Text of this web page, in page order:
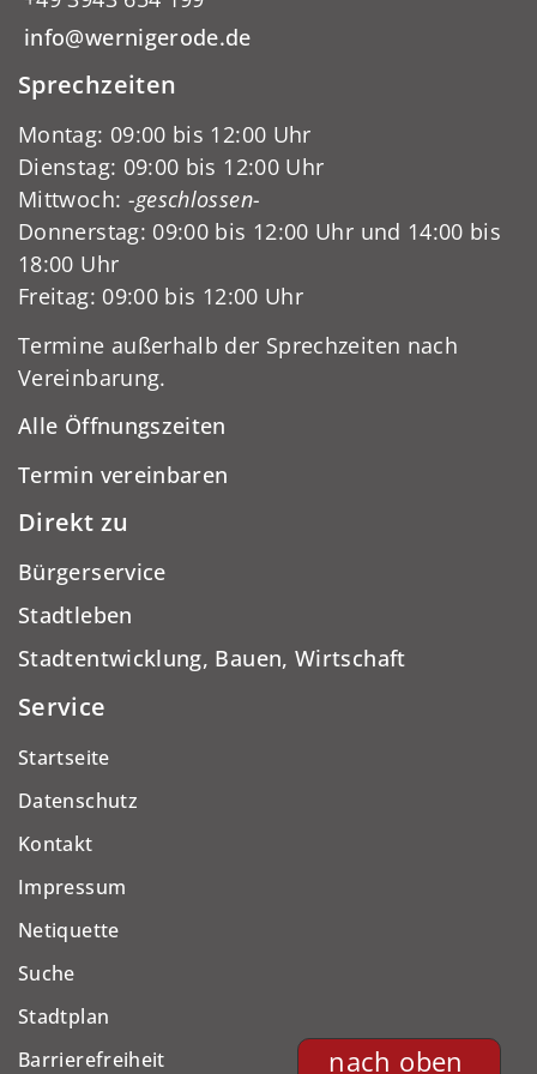
nach oben
info@wernigerode.de
Sprechzeiten
Montag: 09:00 bis 12:00 Uhr
Dienstag: 09:00 bis 12:00 Uhr
Mittwoch: -geschlossen-
Donnerstag: 09:00 bis 12:00 Uhr und 14:00 bis
18:00 Uhr
Freitag: 09:00 bis 12:00 Uhr
Termine außerhalb der Sprechzeiten nach
Vereinbarung.
Alle Öffnungszeiten
Termin vereinbaren
Direkt zu
Bürgerservice
Stadtleben
Stadtentwicklung, Bauen, Wirtschaft
Service
Startseite
Datenschutz
Kontakt
Impressum
Netiquette
Suche
Stadtplan
Barrierefreiheit